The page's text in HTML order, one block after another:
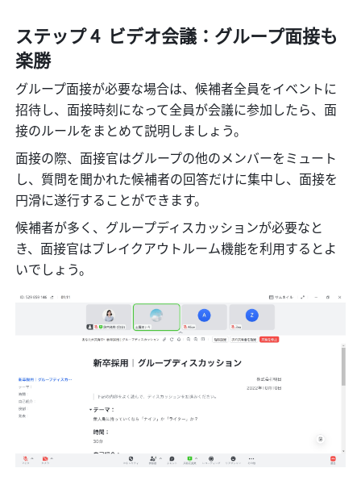
ステップ 4  ビデオ会議：グループ面接も
楽勝
グループ面接が必要な場合は、候補者全員をイベントに
招待し、面接時刻になって全員が会議に参加したら、面
接のルールをまとめて説明しましょう。
面接の際、面接官はグループの他のメンバーをミュート
し、質問を聞かれた候補者の回答だけに集中し、面接を
円滑に遂行することができます。
候補者が多く、グループディスカッションが必要なと
き、面接官はブレイクアウトルーム機能を利用するとよ
いでしょう。